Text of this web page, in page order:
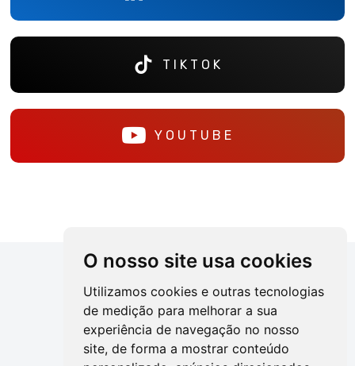
O nosso site usa cookies
Utilizamos cookies e outras tecnologias
de medição para melhorar a sua
experiência de navegação no nosso
site, de forma a mostrar conteúdo
TIKTOK
YOUTUBE